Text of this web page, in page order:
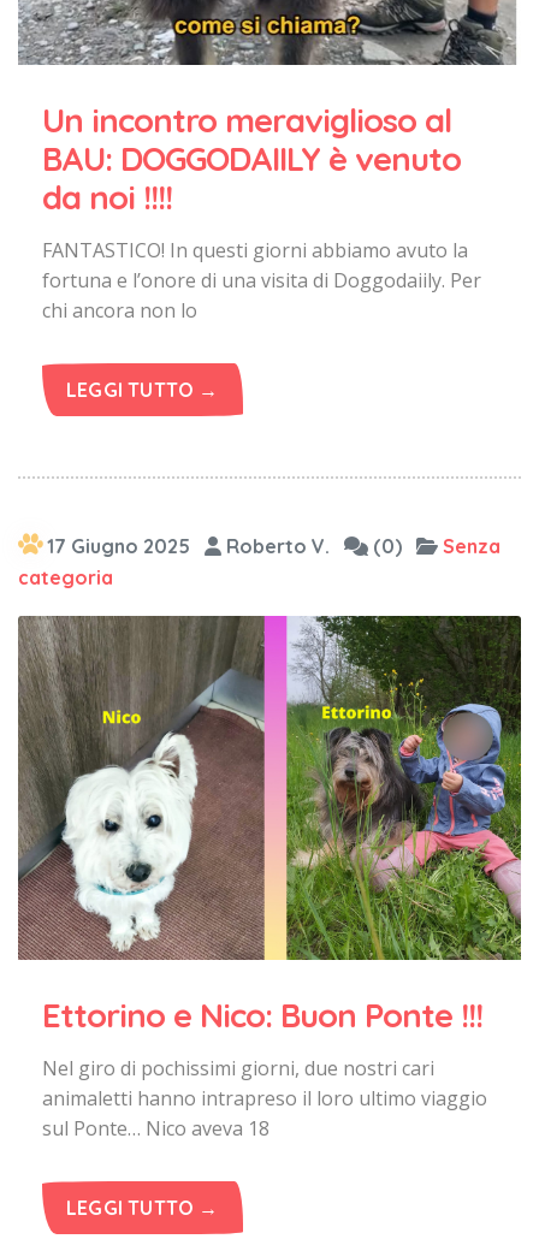
Un incontro meraviglioso al
BAU: DOGGODAIILY è venuto
da noi !!!!
FANTASTICO! In questi giorni abbiamo avuto la
fortuna e l’onore di una visita di Doggodaiily. Per
chi ancora non lo
LEGGI TUTTO →
17 Giugno 2025 Roberto V. (0)
Senza
categoria
Ettorino e Nico: Buon Ponte !!!
Nel giro di pochissimi giorni, due nostri cari
animaletti hanno intrapreso il loro ultimo viaggio
sul Ponte… Nico aveva 18
LEGGI TUTTO →